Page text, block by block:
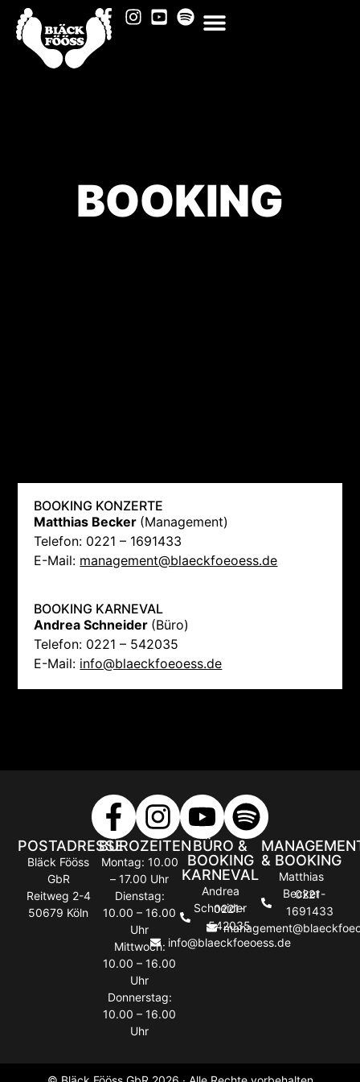
BOOKING
BOOKING KONZERTE
Matthias Becker (Management)
Telefon: 0221 – 1691433
E-Mail: management@blaeckfoeoess.de
BOOKING KARNEVAL
Andrea Schneider (Büro)
Telefon: 0221 – 542035
E-Mail: info@blaeckfoeoess.de
POSTADRESSE
Bläck Fööss
GbR
Reitweg 2-4
50679 Köln
BÜROZEITEN
Montag: 10.00
– 17.00 Uhr
Dienstag:
10.00 – 16.00
Uhr
Mittwoch:
10.00 – 16.00
Uhr
Donnerstag:
10.00 – 16.00
Uhr
BÜRO &
BOOKING
KARNEVAL
Andrea
Schneider
0221-
542035
info@blaeckfoeoess.de
& BOOKING
Matthias
Becker
0221-
1691433